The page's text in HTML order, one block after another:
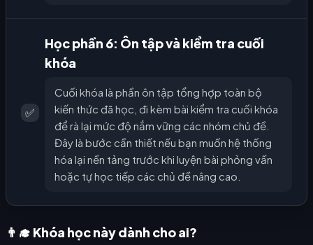
✅
Học phần 6: Ôn tập và kiểm tra cuối
khóa
Cuối khóa là phần ôn tập tổng hợp toàn bộ
kiến thức đã học, đi kèm bài kiểm tra cuối khóa
để rà lại mức độ nắm vững các nhóm chủ đề.
Đây là bước cần thiết nếu bạn muốn hệ thống
hóa lại nền tảng trước khi luyện bài phỏng vấn
hoặc tự học tiếp các chủ đề nâng cao.
👨‍🎓 Khóa học này dành cho ai?